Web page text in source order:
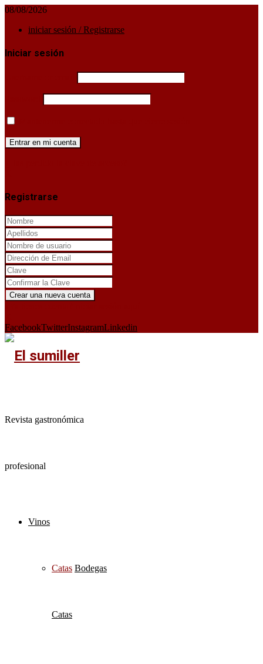
08/08/2026
iniciar sesión / Registrarse
Iniciar sesión
Registrarse
FacebookTwitterInstagramLinkedin
Revista gastronómica
profesional
Vinos
Catas Bodegas
Catas